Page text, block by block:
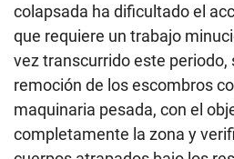
colapsada ha dificultado el
que requiere un trabajo
vez transcurrido este periodo,
remoción de los escombros
maquinaria pesada, con el
completamente la zona y